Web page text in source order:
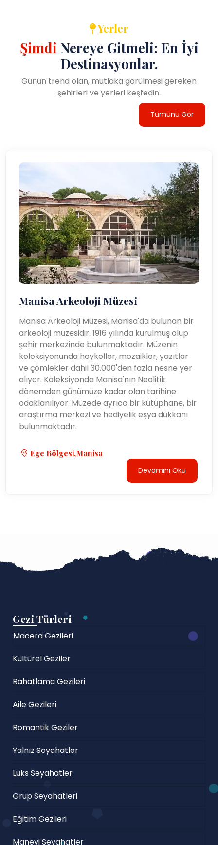
Yerler
Şimdi Nereye Gitmeli: En İyi
Destinasyonlar.
Günün trend olan, mutlaka görülmesi gereken
şehirleri ve yerleri keşfedin.
Tümünü Gör
Manisa Arkeoloji Müzesi
Manisa Arkeoloji Müzesi, Manisa'da bulunan bir
arkeoloji müzesidir. 1916 yılında kurulmuş olup
şehir merkezinde bulunmaktadır. Müzenin
koleksiyonunda heykeller, mozaikler, yazıtlar
ve çömlekler dahil 30.000'den fazla nesne yer
alıyor. Koleksiyonda Manisa'nın Neolitik
dönemden günümüze kadar olan tarihine
odaklanılıyor. Müzede ayrıca bir kütüphane, bir
araştırma merkezi ve hediyelik eşya dükkanı
bulunmaktadır.
Ege Bölgesi,Manisa
Devamını Oku
Gezi Türleri
Macera Gezileri
Kültürel Geziler
Rahatlama Gezileri
Aile Gezileri
Romantik Geziler
Yalnız Seyahatler
Lüks Seyahatler
Grup Seyahatleri
Eğitim Gezileri
Manevi Seyahatler